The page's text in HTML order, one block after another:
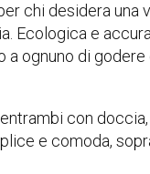
chi desidera una
Ecologica e
ognuno di godere
con
e comoda,